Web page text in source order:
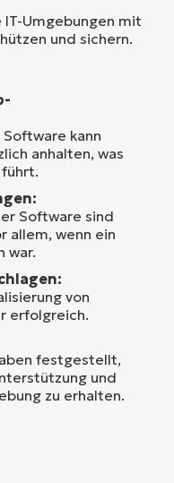
IT-Umgebungen mit
und sichern.
kann
anhalten, was
Software sind
allem, wenn ein
war.
von
erfolgreich.
festgestellt,
und
zu erhalten.